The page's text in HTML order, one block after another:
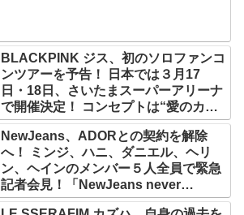
BLACKPINK ジス、初のソロファンコ
ンツアーを予告！ 日本では３月17
日・18日、さいたまスーパーアリーナ
で開催決定！ コンセプトは“愛のカケ
ラ”！？ 14日には新アルバム
『AMORTAGE』もリリース
NewJeans、ADORとの契約を解除
へ！ ミンジ、ハニ、ダニエル、ヘリ
ン、ヘインのメンバー５人全員で緊急
記者会見！「NewJeans never
dies!」と微笑みの宣言！ ADOR側、